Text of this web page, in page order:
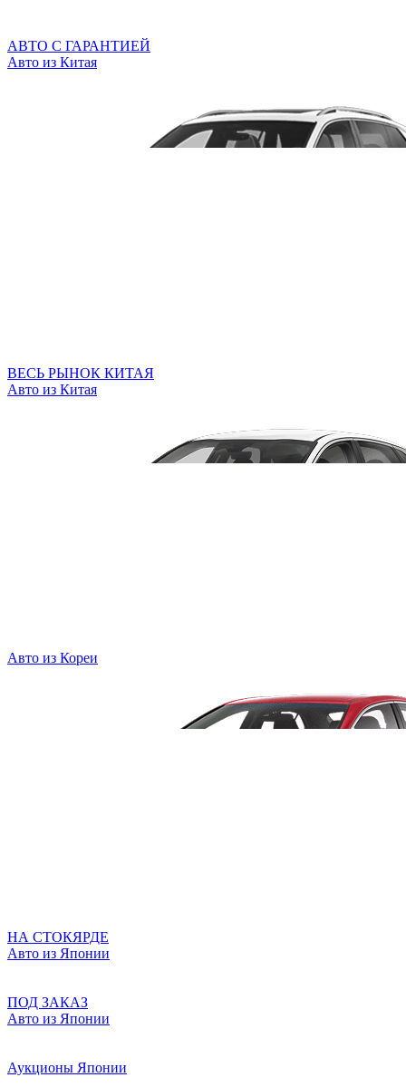
АВТО С ГАРАНТИЕЙ
Авто из Китая
ВЕСЬ РЫНОК КИТАЯ
Авто из Китая
Авто из Кореи
НА СТОКЯРДЕ
Авто из Японии
ПОД ЗАКАЗ
Авто из Японии
Аукционы Японии